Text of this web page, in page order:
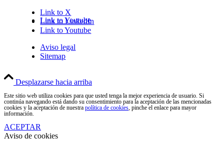
Link to Youtube
Link to X
Link to LinkedIn
Link to Youtube
Aviso legal
Sitemap
Desplazarse hacia arriba
Este sitio web utiliza cookies para que usted tenga la mejor experiencia de usuario. Si
continúa navegando está dando su consentimiento para la aceptación de las mencionadas
cookies y la aceptación de nuestra política de cookies , pinche el enlace para mayor
información.
ACEPTAR
Aviso de cookies